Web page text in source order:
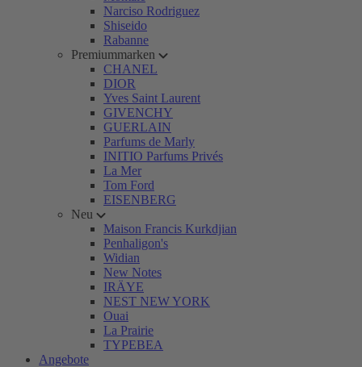
Narciso Rodriguez
Shiseido
Rabanne
Premiummarken
CHANEL
DIOR
Yves Saint Laurent
GIVENCHY
GUERLAIN
Parfums de Marly
INITIO Parfums Privés
La Mer
Tom Ford
EISENBERG
Neu
Maison Francis Kurkdjian
Penhaligon's
Widian
New Notes
IRÄYE
NEST NEW YORK
Ouai
La Prairie
TYPEBEA
Angebote